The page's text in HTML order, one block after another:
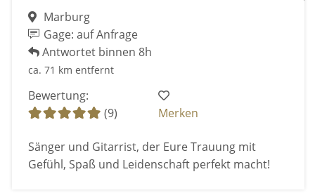
Marburg
Gage: auf Anfrage
Antwortet binnen 8h
ca. 71 km entfernt
Bewertung:
(9)
Merken
Sänger und Gitarrist, der Eure Trauung mit
Gefühl, Spaß und Leidenschaft perfekt macht!